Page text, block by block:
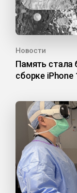
Новости
Память
сборке iPhone